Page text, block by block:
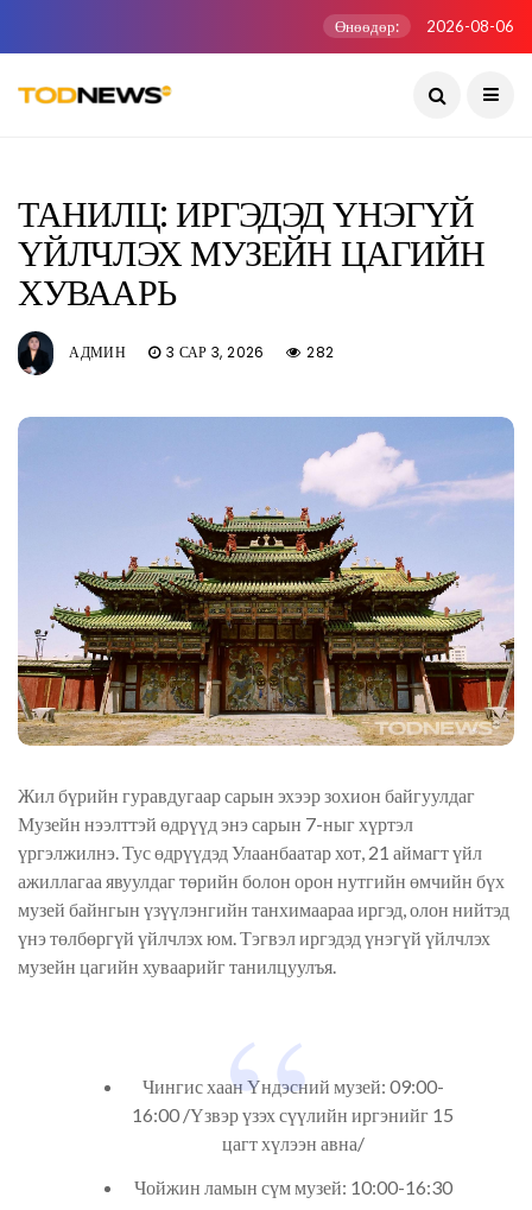
Өнөөдөр: 2026-08-06
ТАНИЛЦ: ИРГЭДЭД ҮНЭГҮЙ
ҮЙЛЧЛЭХ МУЗЕЙН ЦАГИЙН
ХУВААРЬ
АДМИН 3 САР 3, 2026 282
Жил бүрийн гуравдугаар сарын эхээр зохион байгуулдаг
Музейн нээлттэй өдрүүд энэ сарын 7-ныг хүртэл
үргэлжилнэ. Тус өдрүүдэд Улаанбаатар хот, 21 аймагт үйл
ажиллагаа явуулдаг төрийн болон орон нутгийн өмчийн бүх
музей байнгын үзүүлэнгийн танхимаараа иргэд, олон нийтэд
үнэ төлбөргүй үйлчлэх юм. Тэгвэл иргэдэд үнэгүй үйлчлэх
музейн цагийн хуваарийг танилцуулъя.
Чингис хаан Үндэсний музей: 09:00-
16:00 /Үзвэр үзэх сүүлийн иргэнийг 15
цагт хүлээн авна/
Чойжин ламын сүм музей: 10:00-16:30